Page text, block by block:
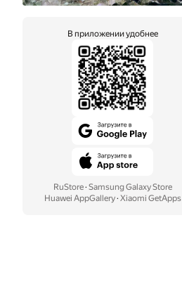
В приложении удобнее
RuStore· Samsung Galaxy Store
Huawei AppGallery· Xiaomi GetApps